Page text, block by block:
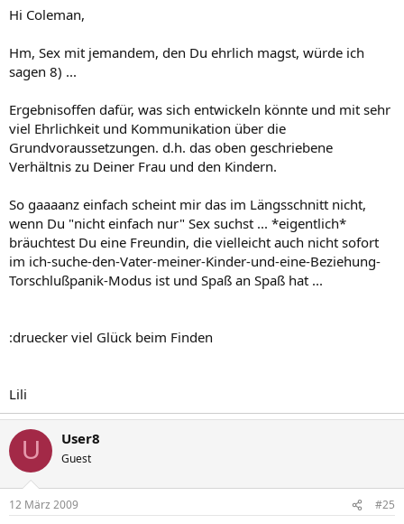
Hi Coleman,
Hm, Sex mit jemandem, den Du ehrlich magst, würde ich
sagen 8) ...
Ergebnisoffen dafür, was sich entwickeln könnte und mit sehr
viel Ehrlichkeit und Kommunikation über die
Grundvoraussetzungen. d.h. das oben geschriebene
Verhältnis zu Deiner Frau und den Kindern.
So gaaaanz einfach scheint mir das im Längsschnitt nicht,
wenn Du "nicht einfach nur" Sex suchst ... *eigentlich*
bräuchtest Du eine Freundin, die vielleicht auch nicht sofort
im ich-suche-den-Vater-meiner-Kinder-und-eine-Beziehung-
Torschlußpanik-Modus ist und Spaß an Spaß hat ...
:druecker viel Glück beim Finden
Lili
U User8
Guest
12 März 2009 #25